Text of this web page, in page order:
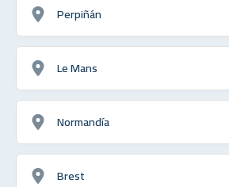
Perpiñán
Le Mans
Normandía
Brest